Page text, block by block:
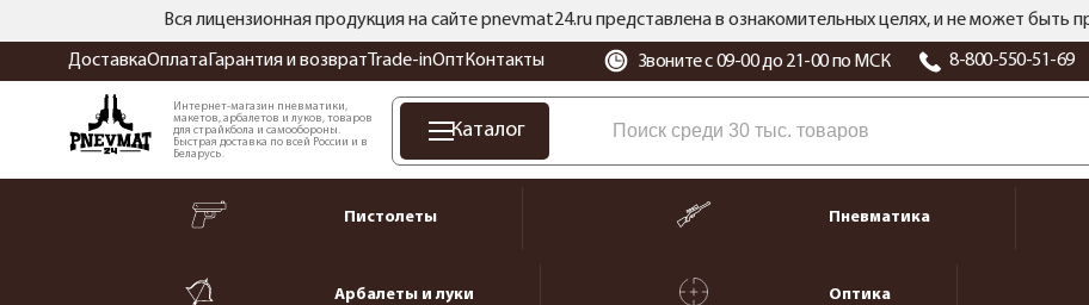
Вся лицензионная продукция на сайте pnevmat24.ru представлена в ознакомительных целях, и не может быть
ДоставкаОплата Гарантия и возврат Trade-inОпт Контакты Звоните с 09-00 до 21-00 по МСК 8-800-550-51-69
Интернет-магазин пневматики,
макетов, арбалетов и луков, товаров
для страйкбола и самообороны.
Быстрая доставка по всей России и в
Беларусь.
Каталог
Пистолеты Пневматика
Арбалеты и луки Оптика